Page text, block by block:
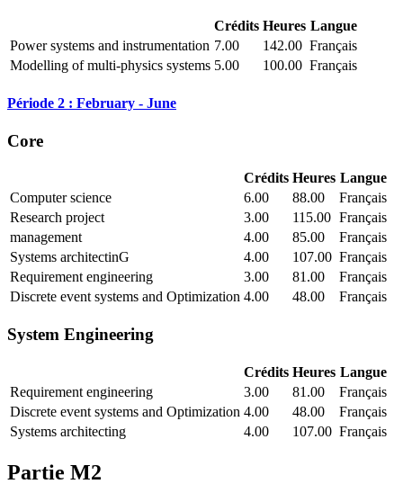
Crédits Heures Langue
Power systems and instrumentation 7.00 142.00 Français
Modelling of multi-physics systems 5.00 100.00 Français
Période 2 : February - June
Core
Crédits Heures Langue
Computer science
6.00 88.00
Français
Research project
3.00 115.00 Français
management
4.00 85.00
Français
Systems architectinG
4.00 107.00 Français
Requirement engineering
3.00 81.00
Français
Discrete event systems and Optimization 4.00 48.00 Français
System Engineering
Crédits Heures Langue
Requirement engineering
3.00 81.00
Français
Discrete event systems and Optimization 4.00 48.00
Français
Systems architecting
4.00 107.00 Français
Partie M2